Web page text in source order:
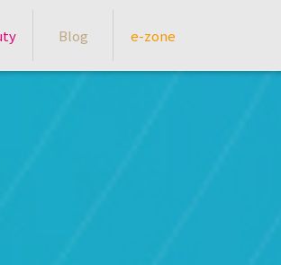
Blog e-zone